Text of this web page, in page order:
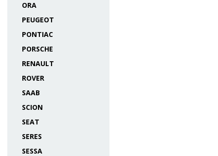
ORA
PEUGEOT
PONTIAC
PORSCHE
RENAULT
ROVER
SAAB
SCION
SEAT
SERES
SESSA